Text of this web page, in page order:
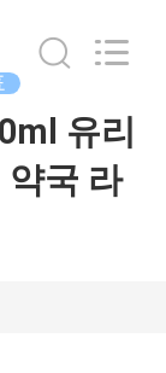
유리
약국 라